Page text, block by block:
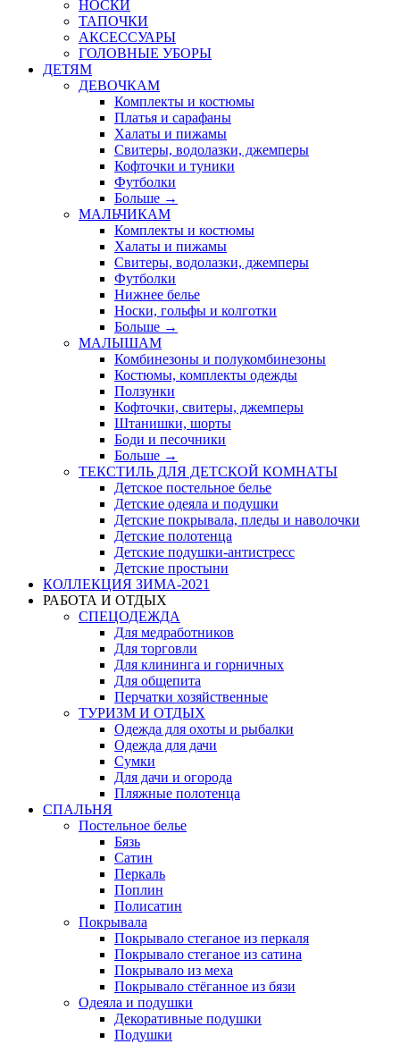
НОСКИ
ТАПОЧКИ
АКСЕССУАРЫ
ГОЛОВНЫЕ УБОРЫ
ДЕТЯМ
ДЕВОЧКАМ
Комплекты и костюмы
Платья и сарафаны
Халаты и пижамы
Свитеры, водолазки, джемперы
Кофточки и туники
Футболки
Больше →
МАЛЬЧИКАМ
Комплекты и костюмы
Халаты и пижамы
Свитеры, водолазки, джемперы
Футболки
Нижнее белье
Носки, гольфы и колготки
Больше →
МАЛЫШАМ
Комбинезоны и полукомбинезоны
Костюмы, комплекты одежды
Ползунки
Кофточки, свитеры, джемперы
Штанишки, шорты
Боди и песочники
Больше →
ТЕКСТИЛЬ ДЛЯ ДЕТСКОЙ КОМНАТЫ
Детское постельное белье
Детские одеяла и подушки
Детские покрывала, пледы и наволочки
Детские полотенца
Детские подушки-антистресс
Детские простыни
КОЛЛЕКЦИЯ ЗИМА-2021
РАБОТА И ОТДЫХ
СПЕЦОДЕЖДА
Для медработников
Для торговли
Для клининга и горничных
Для общепита
Перчатки хозяйственные
ТУРИЗМ И ОТДЫХ
Одежда для охоты и рыбалки
Одежда для дачи
Сумки
Для дачи и огорода
Пляжные полотенца
СПАЛЬНЯ
Постельное белье
Бязь
Сатин
Перкаль
Поплин
Полисатин
Покрывала
Покрывало стеганое из перкаля
Покрывало стеганое из сатина
Покрывало из меха
Покрывало стёганное из бязи
Одеяла и подушки
Декоративные подушки
Подушки